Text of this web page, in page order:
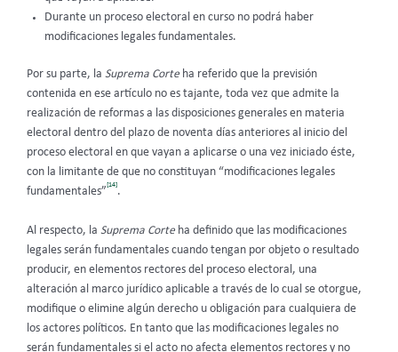
Durante un proceso electoral en curso no podrá haber
modificaciones legales fundamentales.
Por su parte, la Suprema Corteha referido que la previsión
contenida en ese artículo no es tajante, toda vez que admite la
realización de reformas a las disposiciones generales en materia
electoral dentro del plazo de noventa días anteriores al inicio del
proceso electoral en que vayan a aplicarse o una vez iniciado éste,
con la limitante de que no constituyan “modificaciones legales
fundamentales”
[14]
.
Al respecto, la Suprema Corteha definido que las modificaciones
legales serán fundamentales cuando tengan por objeto o resultado
producir, en elementos rectores del proceso electoral, una
alteración al marco jurídico aplicable a través de lo cual se otorgue,
modifique o elimine algún derecho u obligación para cualquiera de
los actores políticos. En tanto que las modificaciones legales no
serán fundamentales si el acto no afecta elementos rectores y no